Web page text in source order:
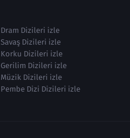
Dram Dizileri izle
Savaş Dizileri izle
Korku Dizileri izle
Gerilim Dizileri izle
Müzik Dizileri izle
Pembe Dizi Dizileri izle